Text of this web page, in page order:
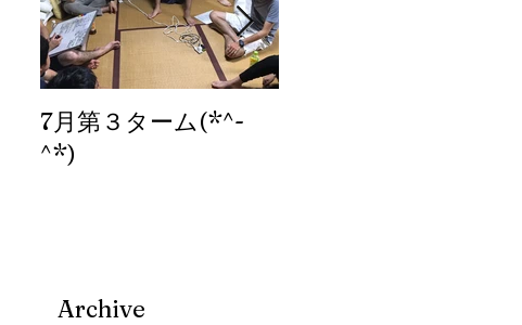
7月第３ターム(*^-
^*)
Archive